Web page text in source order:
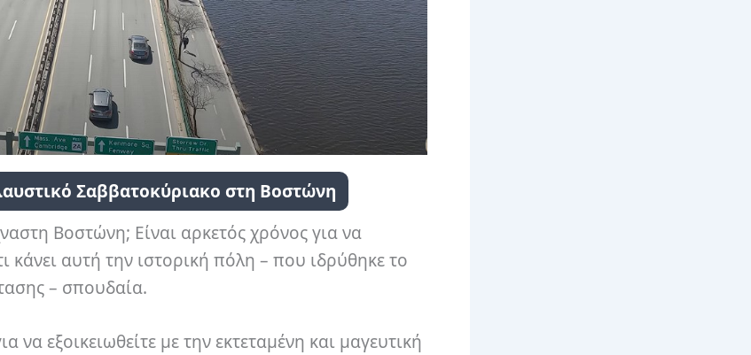
Σαββατοκύριακο στη Βοστώνη
Βοστώνη; Είναι αρκετός χρόνος για να
κάνει αυτή την ιστορική πόλη – που ιδρύθηκε το
– σπουδαία.
εξοικειωθείτε με την εκτεταμένη και μαγευτική